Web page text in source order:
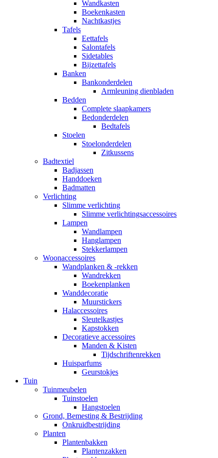
Wandkasten
Boekenkasten
Nachtkastjes
Tafels
Eettafels
Salontafels
Sidetables
Bijzettafels
Banken
Bankonderdelen
Armleuning dienbladen
Bedden
Complete slaapkamers
Bedonderdelen
Bedtafels
Stoelen
Stoelonderdelen
Zitkussens
Badtextiel
Badjassen
Handdoeken
Badmatten
Verlichting
Slimme verlichting
Slimme verlichtingsaccessoires
Lampen
Wandlampen
Hanglampen
Stekkerlampen
Woonaccessoires
Wandplanken & -rekken
Wandrekken
Boekenplanken
Wanddecoratie
Muurstickers
Halaccessoires
Sleutelkastjes
Kapstokken
Decoratieve accessoires
Manden & Kisten
Tijdschriftenrekken
Huisparfums
Geurstokjes
Tuin
Tuinmeubelen
Tuinstoelen
Hangstoelen
Grond, Bemesting & Bestrijding
Onkruidbestrijding
Planten
Plantenbakken
Plantenzakken